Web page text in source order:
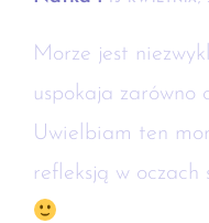
Morze jest
uspokaja zarówno
Uwielbiam ten
refleksją w oczach